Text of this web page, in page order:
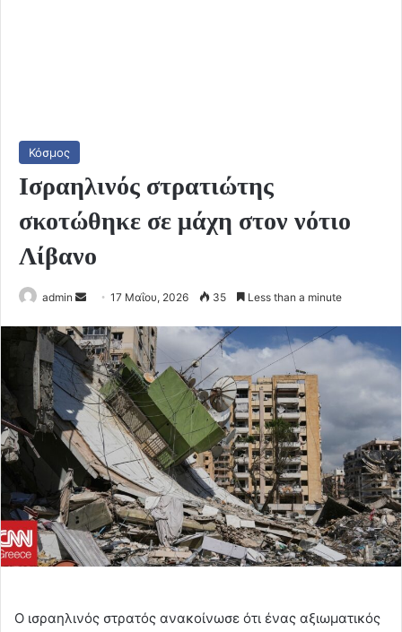
Κόσμος
Ισραηλινός στρατιώτης
σκοτώθηκε σε μάχη στον νότιο
Λίβανο
admin
Send
email
17 Μαΐου, 2026 35 Less than a minute
Ο ισραηλινός στρατός ανακοίνωσε ότι ένας αξιωματικός